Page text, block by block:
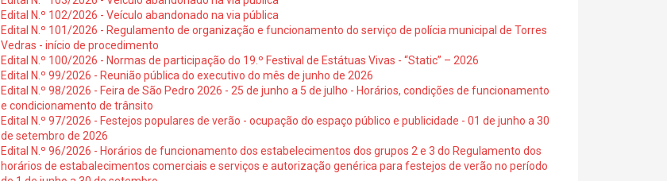
Edital N.º 102/2026 - Veículo abandonado na via pública
Edital N.º 101/2026 - Regulamento de organização e funcionamento do serviço de polícia municipal de Torres
Vedras - início de procedimento
Edital N.º 100/2026 - Normas de participação do 19.º Festival de Estátuas Vivas - “Static” – 2026
Edital N.º 99/2026 - Reunião pública do executivo do mês de junho de 2026
Edital N.º 98/2026 - Feira de São Pedro 2026 - 25 de junho a 5 de julho - Horários, condições de funcionamento
e condicionamento de trânsito
Edital N.º 97/2026 - Festejos populares de verão - ocupação do espaço público e publicidade - 01 de junho a 30
de setembro de 2026
Edital N.º 96/2026 - Horários de funcionamento dos estabelecimentos dos grupos 2 e 3 do Regulamento dos
horários de estabalecimentos comerciais e serviços e autorização genérica para festejos de verão no período